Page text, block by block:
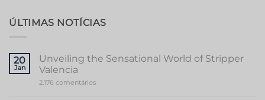
ÚLTIMAS NOTÍCIAS
20
Jan
Unveiling the Sensational World of Stripper
Valencia
2.176 comentáriosem